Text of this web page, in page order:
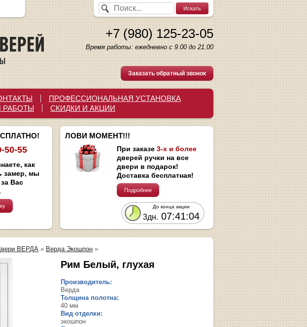
+7 (980) 125-23-05
Время работы: ежедневно с 9.00 до 21.00
Заказать обратный звонок
ПРОФЕССИОНАЛЬНАЯ УСТАНОВКА
РАБОТЫ СКИДКИ И АКЦИИ
50-55
как
замер, мы
Вас
.
ЛОВИ МОМЕНТ!!!
При заказе 3-х и более
дверей ручки на все
двери в подарок!
Доставка бесплатная!
Подробнее
До конца акции
3дн. 07:41:03
ВЕРДА » Верда Экошпон »
Рим Белый, глухая
Производитель:
Верда
Толщина полотна:
40 мм
Вид отделки:
экошпон